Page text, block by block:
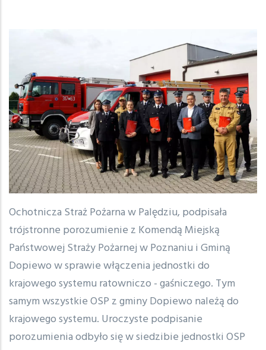
Ochotnicza Straż Pożarna w Palędziu, podpisała
trójstronne porozumienie z Komendą Miejską
Państwowej Straży Pożarnej w Poznaniu i Gminą
Dopiewo w sprawie włączenia jednostki do
krajowego systemu ratowniczo - gaśniczego. Tym
samym wszystkie OSP z gminy Dopiewo należą do
krajowego systemu. Uroczyste podpisanie
porozumienia odbyło się w siedzibie jednostki OSP